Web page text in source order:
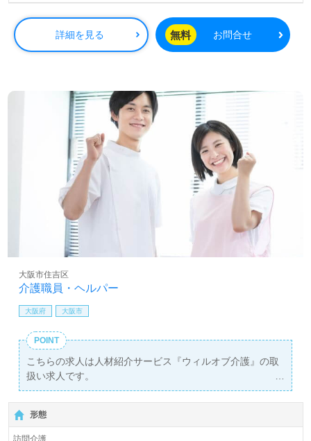
詳細を見る 無料 お問合せ
介護職員・ヘルパー
大阪市住吉区
大阪府 大阪市
POINT
こちらの求人は人材紹介サービス『ウィルオブ介護』の取
扱い求人です。
詳細に関してお気軽にご相談ください♪
【無料】で皆さんの転職活動をサポートいたします。
形態
訪問介護